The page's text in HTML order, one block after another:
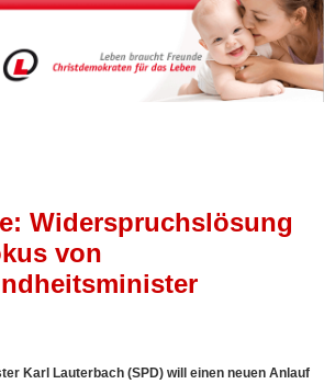
Widerspruchslösung
von
Karl Lauterbach (SPD) will einen neuen Anlauf